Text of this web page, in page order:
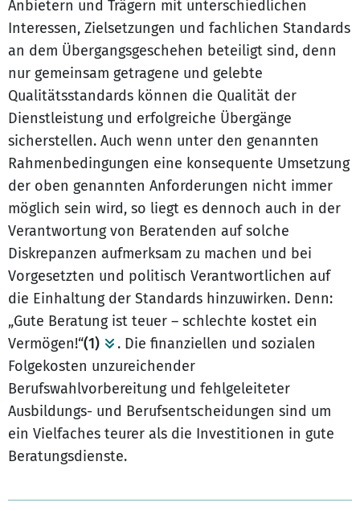
Anbietern und Trägern mit unterschiedlichen
Interessen, Zielsetzungen und fachlichen Standards
an dem Übergangsgeschehen beteiligt sind, denn
nur gemeinsam getragene und gelebte
Qualitätsstandards können die Qualität der
Dienstleistung und erfolgreiche Übergänge
sicherstellen. Auch wenn unter den genannten
Rahmenbedingungen eine konsequente Umsetzung
der oben genannten Anforderungen nicht immer
möglich sein wird, so liegt es dennoch auch in der
Verantwortung von Beratenden auf solche
Diskrepanzen aufmerksam zu machen und bei
Vorgesetzten und politisch Verantwortlichen auf
die Einhaltung der Standards hinzuwirken. Denn:
„Gute Beratung ist teuer – schlechte kostet ein
Vermögen!“(1)
. Die finanziellen und sozialen
Folgekosten unzureichender
Berufswahlvorbereitung und fehlgeleiteter
Ausbildungs- und Berufsentscheidungen sind um
ein Vielfaches teurer als die Investitionen in gute
Beratungsdienste.